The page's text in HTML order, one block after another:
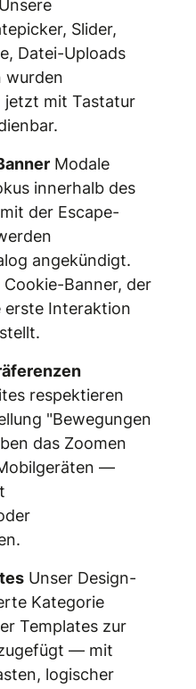
Unsere
Slider,
Datei-Uploads
wurden
jetzt mit Tastatur
Modale
innerhalb des
der Escape-
angekündigt.
Banner, der
erste Interaktion
respektieren
"Bewegungen
das Zoomen
—
Unser Design-
Kategorie
Templates zur
— mit
logischer